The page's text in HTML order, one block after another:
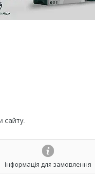
сайту.
Інформація для замовлення